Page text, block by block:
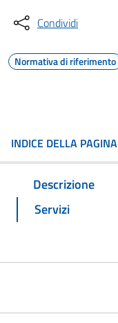
Condividi
Normativa di riferimento
INDICE DELLA PAGINA
Descrizione
Servizi